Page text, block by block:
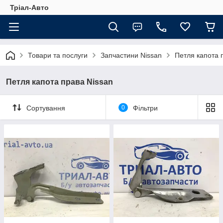
Тріал-Авто
Товари та послуги Запчастини Nissan Петля капота
Петля капота права Nissan
Сортування 0 Фільтри